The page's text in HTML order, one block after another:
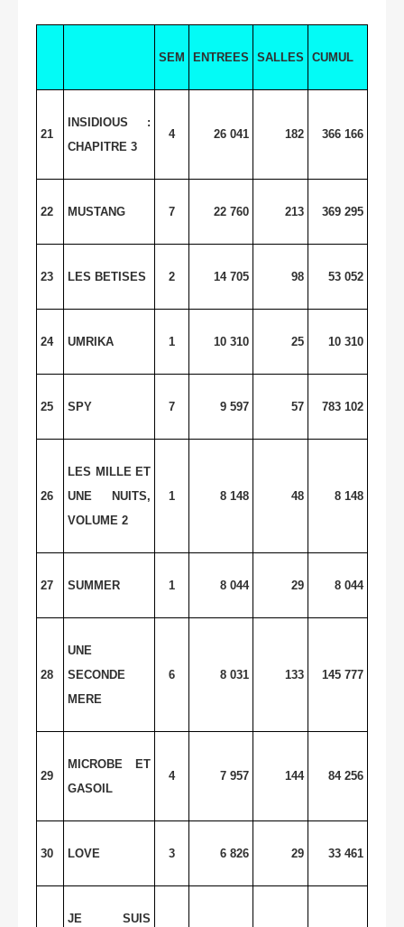
SEM ENTREES SALLES CUMUL
21
INSIDIOUS :
CHAPITRE 3
4 26 041 182 366 166
22 MUSTANG 7 22 760 213 369 295
23 LES BETISES 2 14 705 98 53 052
24 UMRIKA 1 10 310 25 10 310
25 SPY 7 9 597 57 783 102
26
LES MILLE ET
UNE NUITS,
VOLUME 2
1 8 148 48 8 148
27 SUMMER 1 8 044 29 8 044
28
UNE
SECONDE
MERE
6 8 031 133 145 777
29
MICROBE ET
GASOIL
4 7 957 144 84 256
30 LOVE 3 6 826 29 33 461
JE SUIS